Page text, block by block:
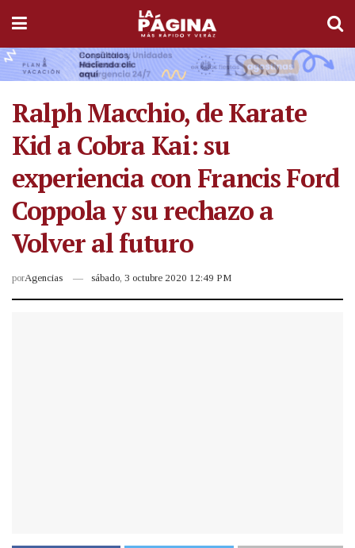
Ralph Macchio, de Karate
Kid a Cobra Kai: su
experiencia con Francis Ford
Coppola y su rechazo a
Volver al futuro
porAgencias sábado, 3 octubre 2020 12:49 PM